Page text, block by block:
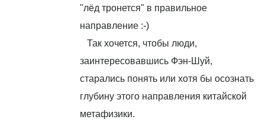
"лёд тронется" в правильное
направление :-)
Так хочется, чтобы люди,
заинтересовавшись Фэн-Шуй,
старались понять или хотя бы осознать
глубину этого направления китайской
метафизики.